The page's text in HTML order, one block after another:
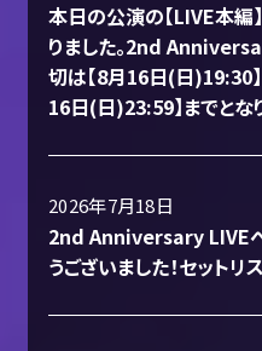
本日の公演の【LIVE本編
りました。2nd
切は【8月16日(日)19:30
16日(日)23:59】までとな
2026年7月18日
2nd Anniversary LIVEへ
うございました！セット